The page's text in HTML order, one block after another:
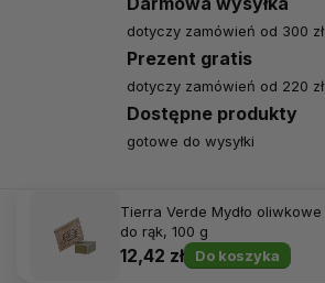
dotyczy zamówień od 300 zł
Prezent gratis
dotyczy zamówień od 220 zł
Dostępne produkty
gotowe do wysyłki
Tierra Verde Mydło oliwkowe
do rąk, 100 g
12,42 zł Do koszyka